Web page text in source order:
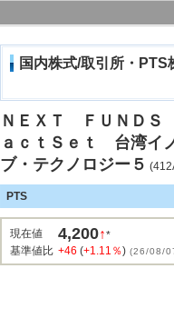
国内株式/取引所・PTS
ＮＥＸＴ ＦＵＮＤ
ａｃｔＳｅｔ 台湾イ
ブ・テクノロジー５
PTS
現在値 4,200↑*
基準値比 +46 (+1.11％) (26/08/